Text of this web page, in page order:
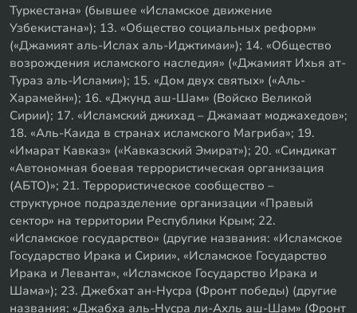
Туркестана» (бывшее «Исламское движение
Узбекистана»); 13. «Общество социальных реформ»
(«Джамият аль-Ислах аль-Иджтимаи»); 14. «Общество
возрождения исламского наследия» («Джамият Ихья ат-
Тураз аль-Ислами»); 15. «Дом двух святых» («Аль-
Харамейн»); 16. «Джунд аш-Шам» (Войско Великой
Сирии); 17. «Исламский джихад – Джамаат моджахедов»;
18. «Аль-Каида в странах исламского Магриба»; 19.
«Имарат Кавказ» («Кавказский Эмират»); 20. «Синдикат
«Автономная боевая террористическая организация
(АБТО)»; 21. Террористическое сообщество –
структурное подразделение организации «Правый
сектор» на территории Республики Крым; 22.
«Исламское государство» (другие названия: «Исламское
Государство Ирака и Сирии», «Исламское Государство
Ирака и Леванта», «Исламское Государство Ирака и
Шама»); 23. Джебхат ан-Нусра (Фронт победы) (другие
названия: «Джабха аль-Нусра ли-Ахль аш-Шам» (Фронт